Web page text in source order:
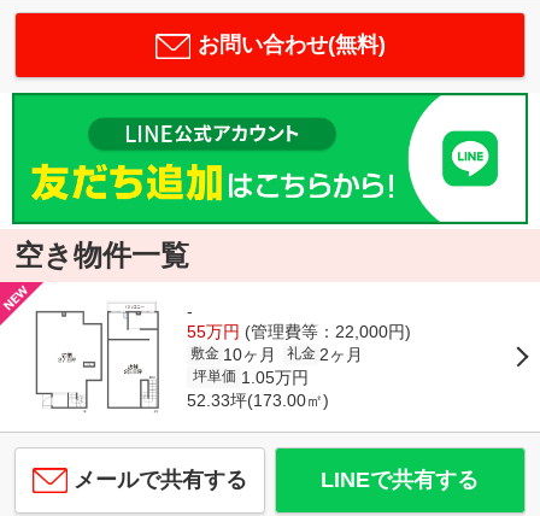
お問い合わせ(無料)
空き物件一覧
-
55万円 (管理費等：22,000円)
敷金 10ヶ月 礼金 2ヶ月
坪単価 1.05万円
52.33坪(173.00㎡)
メールで共有する LINEで共有する